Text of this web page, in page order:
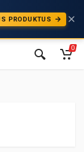
PRODUKTUS
0